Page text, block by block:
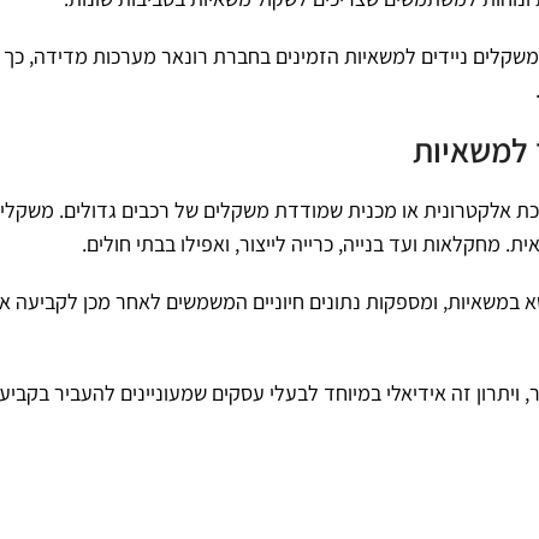
ניידים למשאיות הזמינים בחברת רונאר מערכות מדידה, כך
למשאיות
אלקטרונית או מכנית שמודדת משקלים של רכבים גדולים.
ועד בנייה, כרייה לייצור, ואפילו בבתי חולים.
ומספקות נתונים חיוניים המשמשים לאחר מכן לקביעה
זה אידיאלי במיוחד לבעלי עסקים שמעוניינים להעביר